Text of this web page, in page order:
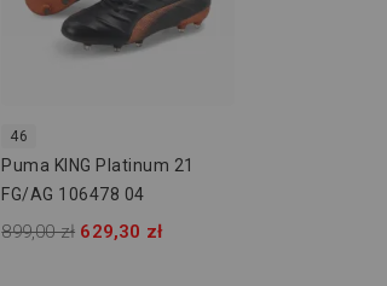
46
Puma KING Platinum 21
FG/AG 106478 04
899,00 zł 629,30 zł